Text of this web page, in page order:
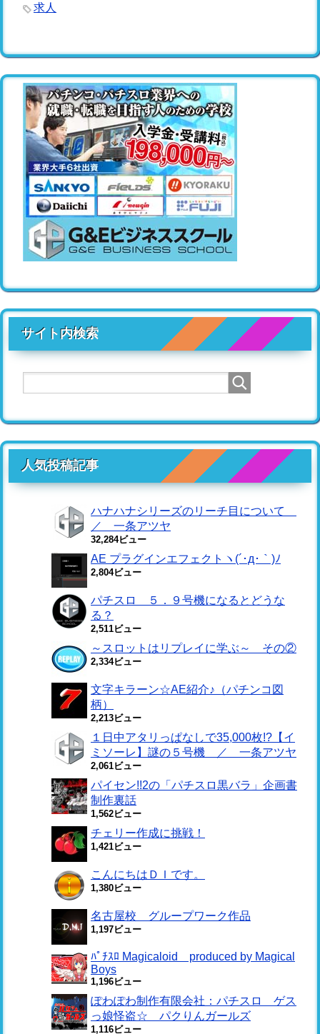
求人
サイト内検索
人気投稿記事
ハナハナシリーズのリーチ目について
／ 一条アツヤ
32,284ビュー
AE プラグインエフェクトヽ(´･д･｀)ﾉ
2,804ビュー
パチスロ ５．９号機になるとどうな
る？
2,511ビュー
～スロットはリプレイに学ぶ～ その②
2,334ビュー
文字キラーン☆AE紹介♪（パチンコ図
柄）
2,213ビュー
１日中アタリっぱなしで35,000枚!?【イ
ミソーレ】謎の５号機 ／ 一条アツヤ
2,061ビュー
パイセン!!2の「パチスロ黒バラ」企画書
制作裏話
1,562ビュー
チェリー作成に挑戦！
1,421ビュー
こんにちはＤＩです。
1,380ビュー
名古屋校 グループワーク作品
1,197ビュー
ﾊﾟﾁｽﾛ Magicaloid produced by Magical
Boys
1,196ビュー
ぽわぽわ制作有限会社：パチスロ ゲス
っ娘怪盗☆ パクりんガールズ
1,116ビュー